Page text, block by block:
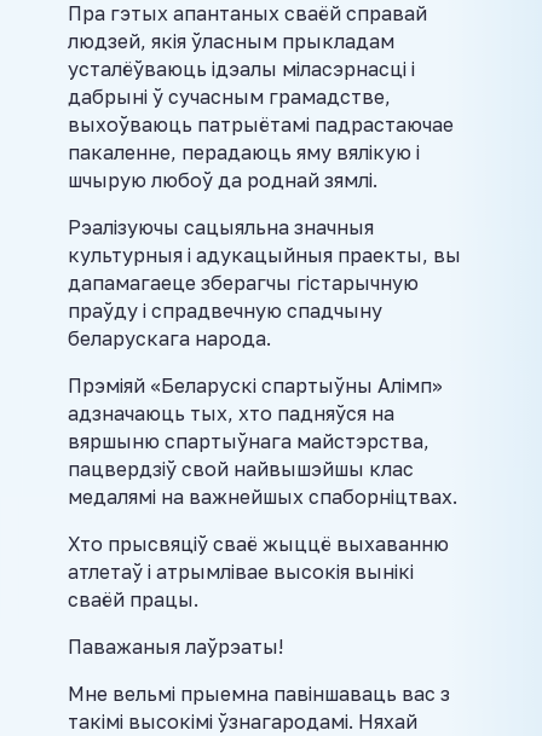
Пра гэтых апантаных сваёй справай
людзей, якія ўласным прыкладам
усталёўваюць ідэалы міласэрнасці і
дабрыні ў сучасным грамадстве,
выхоўваюць патрыётамі падрастаючае
пакаленне, перадаюць яму вялікую і
шчырую любоў да роднай зямлі.
Рэалізуючы сацыяльна значныя
культурныя і адукацыйныя праекты, вы
дапамагаеце зберагчы гістарычную
праўду і спрадвечную спадчыну
беларускага народа.
Прэміяй «Беларускі спартыўны Алімп»
адзначаюць тых, хто падняўся на
вяршыню спартыўнага майстэрства,
пацвердзіў свой найвышэйшы клас
медалямі на важнейшых спаборніцтвах.
Хто прысвяціў сваё жыццё выхаванню
атлетаў і атрымлівае высокія вынікі
сваёй працы.
Паважаныя лаўрэаты!
Мне вельмі прыемна павіншаваць вас з
такімі высокімі ўзнагародамі. Няхай